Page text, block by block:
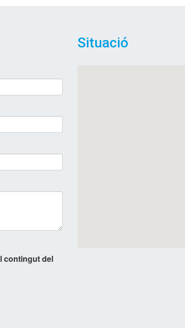
contingut del
Situació